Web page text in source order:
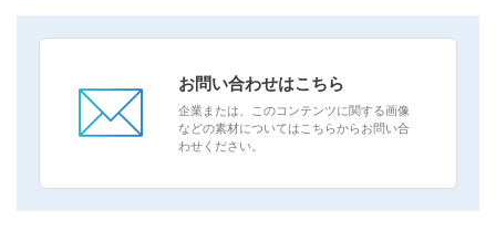
お問い合わせはこちら
企業または、このコンテンツに関する画像
などの素材についてはこちらからお問い合
わせください。